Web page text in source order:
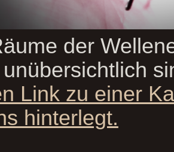
der
Link zu einer
hinterlegt.